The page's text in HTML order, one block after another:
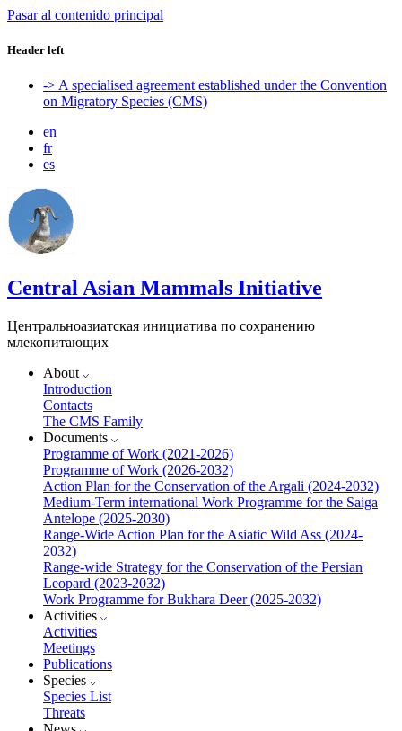
Pasar al contenido principal
Header left
-> A specialised agreement established under the Convention
on Migratory Species (CMS)
en
fr
es
Central Asian Mammals Initiative
Центральноазиатская инициатива по сохранению
млекопитающих
About
Introduction
Contacts
The CMS Family
Documents
Programme of Work (2021-2026)
Programme of Work (2026-2032)
Action Plan for the Conservation of the Argali (2024-2032)
Medium-Term international Work Programme for the Saiga
Antelope (2025-2030)
Range-Wide Action Plan for the Asiatic Wild Ass (2024-
2032)
Range-wide Strategy for the Conservation of the Persian
Leopard (2023-2032)
Work Programme for Bukhara Deer (2025-2032)
Activities
Activities
Meetings
Publications
Species
Species List
Threats